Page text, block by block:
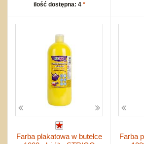
ilość dostępna: 4 *
Farba plakatowa w butelce
Farba